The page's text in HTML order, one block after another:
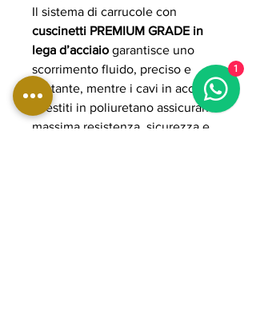
Il sistema di carrucole con
cuscinetti PREMIUM GRADE in
lega d’acciaio garantisce uno
scorrimento fluido, preciso e
costante, mentre i cavi in acciaio
rivestiti in poliuretano assicurano
massima resistenza, sicurezza e
1